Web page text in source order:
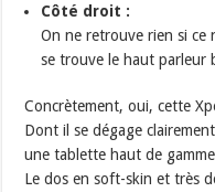
Côté droit :
On ne retrouve rien si ce
se trouve le haut parleur
Concrètement, oui, cette
Dont il se dégage
une tablette haut de
Le dos en soft-skin et très